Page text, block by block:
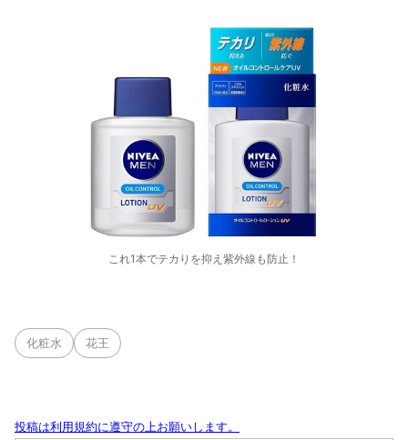
これ1本でテカりを抑え紫外線も防止！
化粧水 花王